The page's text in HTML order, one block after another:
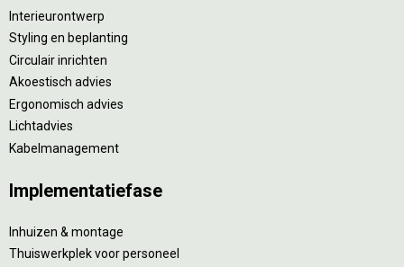
Interieurontwerp
Styling en beplanting
Circulair inrichten
Akoestisch advies
Ergonomisch advies
Lichtadvies
Kabelmanagement
Implementatiefase
Inhuizen & montage
Thuiswerkplek voor personeel